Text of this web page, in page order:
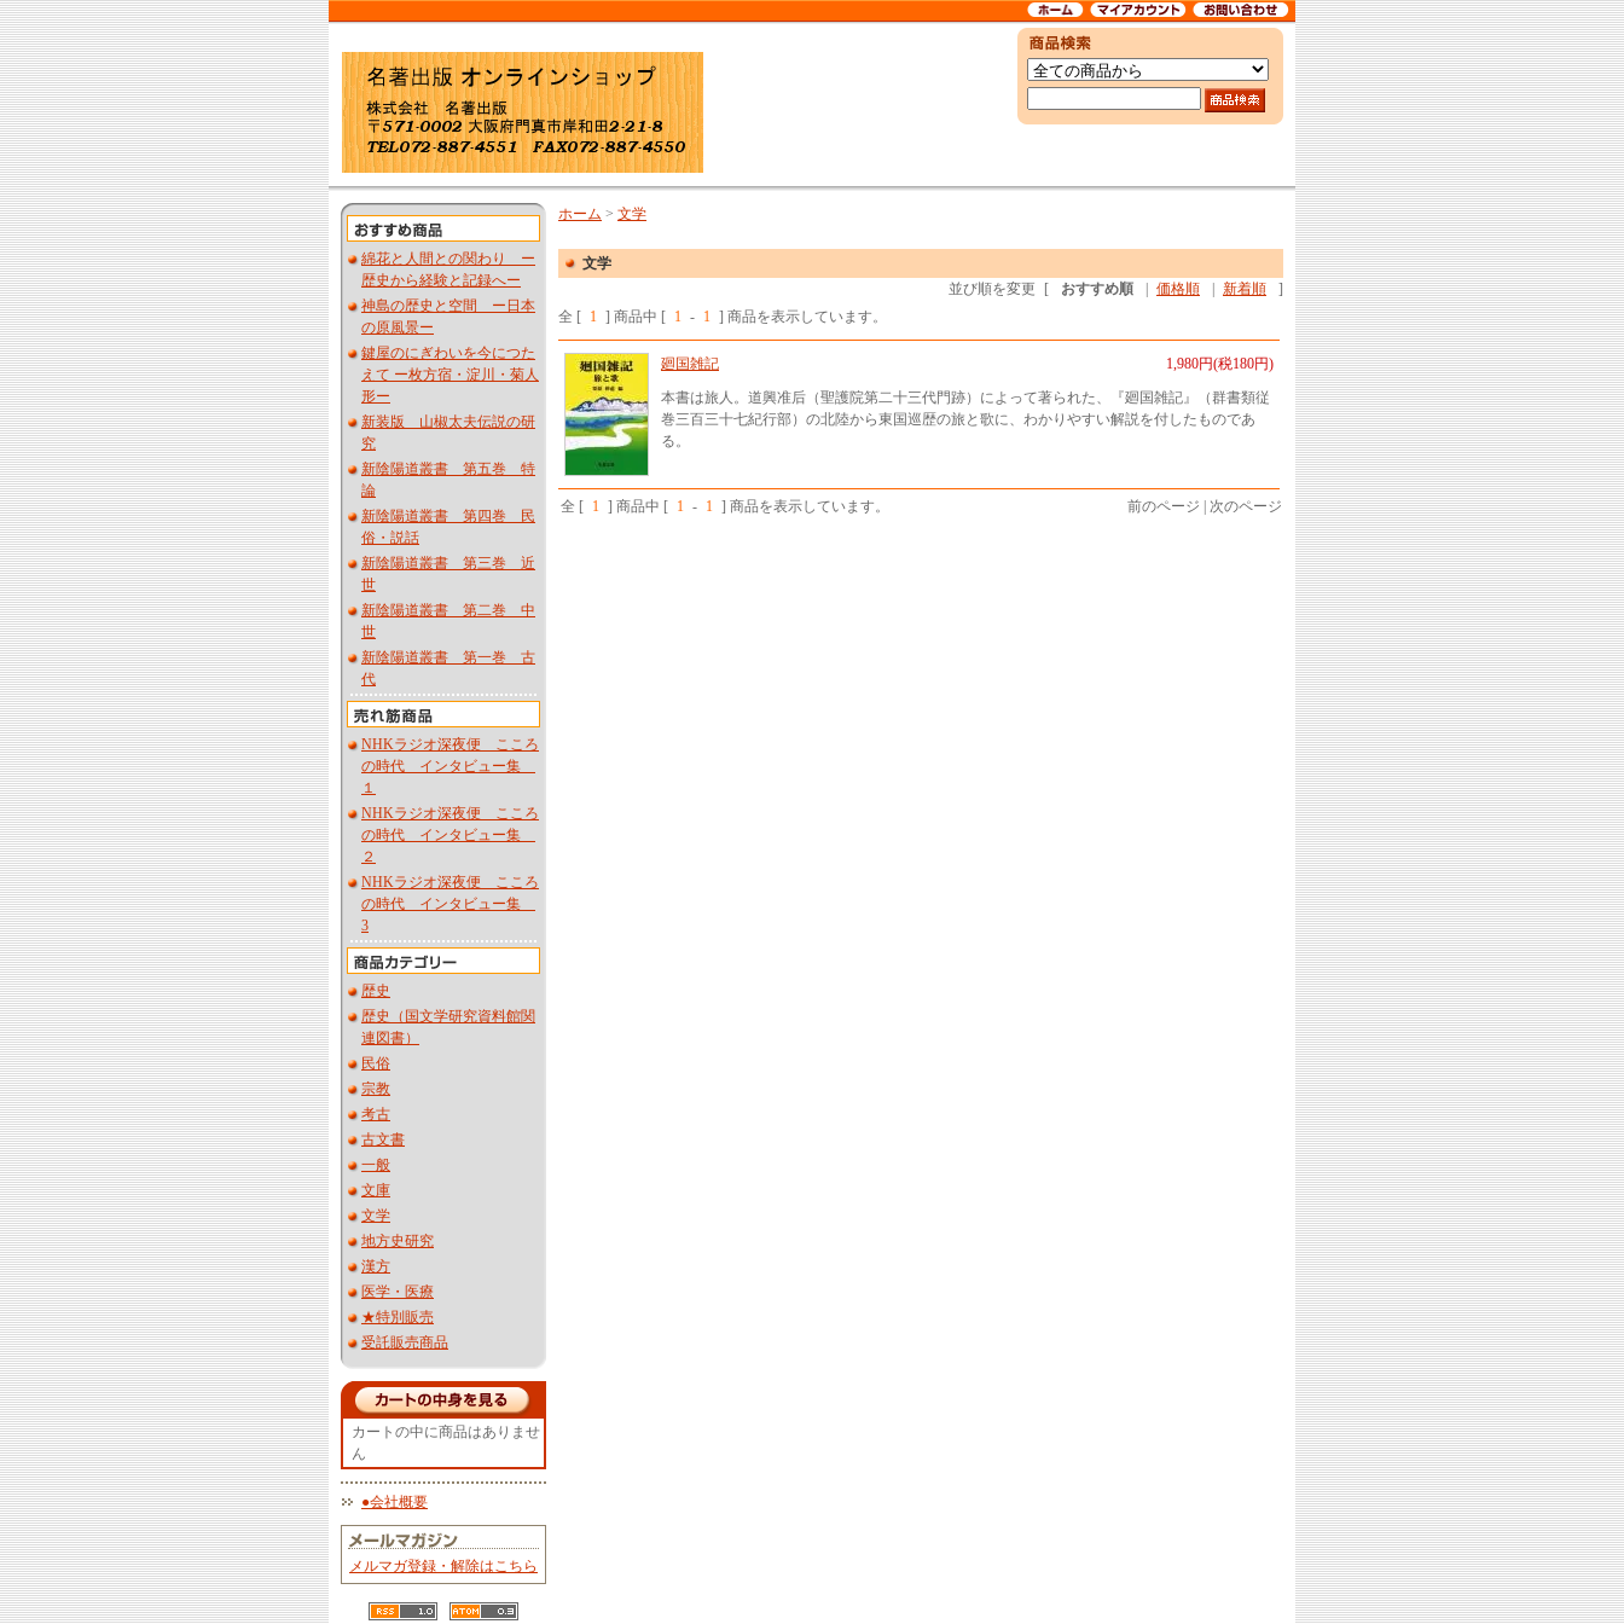
綿花と人間との関わり ー
歴史から経験と記録へー
神島の歴史と空間 ー日本
の原風景ー
鍵屋のにぎわいを今につた
えて ー枚方宿・淀川・菊人
形ー
新装版 山椒太夫伝説の研
究
新陰陽道叢書 第五巻 特
論
新陰陽道叢書 第四巻 民
俗・説話
新陰陽道叢書 第三巻 近
世
新陰陽道叢書 第二巻 中
世
新陰陽道叢書 第一巻 古
代
NHKラジオ深夜便 こころ
の時代 インタビュー集
１
NHKラジオ深夜便 こころ
の時代 インタビュー集
２
NHKラジオ深夜便 こころ
の時代 インタビュー集
3
歴史
歴史（国文学研究資料館関
連図書）
民俗
宗教
考古
古文書
一般
文庫
文学
地方史研究
漢方
医学・医療
★特別販売
受託販売商品
カートの中に商品はありませ
ん
●会社概要
メルマガ登録・解除はこちら
ホーム > 文学
文学
並び順を変更
[ おすすめ順 価格順 新着順
]
全 [ 1 ] 商品中 [ 1 - 1 ] 商品を表示しています。
1,980円(税180円)
廻国雑記
本書は旅人。道興准后（聖護院第二十三代門跡）によって著られた、『廻国雑記』（群書類従
巻三百三十七紀行部）の北陸から東国巡歴の旅と歌に、わかりやすい解説を付したものであ
る。
全 [ 1 ] 商品中 [ 1 - 1 ] 商品を表示しています。 前のページ | 次のページ